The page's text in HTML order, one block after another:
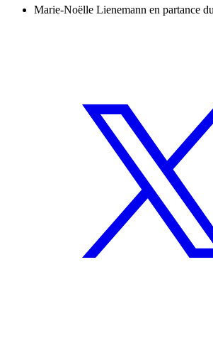
Marie-Noëlle Lienemann en partance